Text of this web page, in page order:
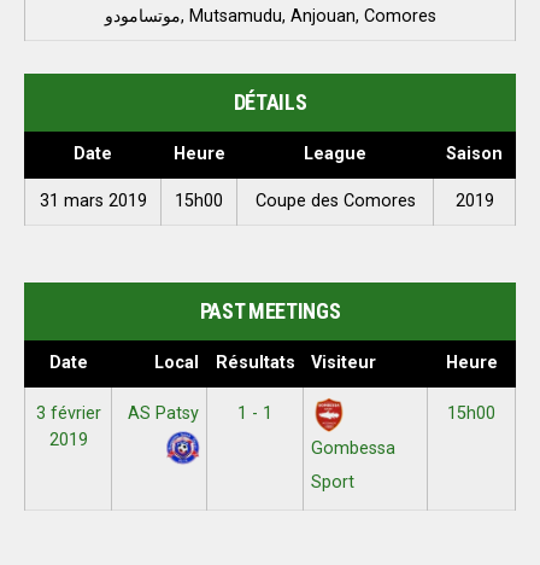
موتسامودو, Mutsamudu, Anjouan, Comores
DÉTAILS
Date Heure League Saison
31 mars 2019 15h00 Coupe des Comores 2019
PAST MEETINGS
Date Local Résultats Visiteur Heure
3 février
2019
AS Patsy
1 - 1
Gombessa
Sport
15h00